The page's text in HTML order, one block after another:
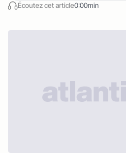
Écoutez cet article0:00min